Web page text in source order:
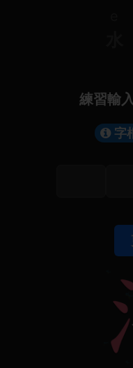
練習輸
字